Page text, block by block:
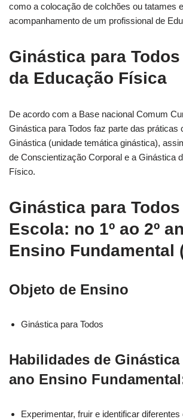
como a colocação de colchões ou tatames
acompanhamento de um profissional de
Ginástica para Todos
da Educação Física
De acordo com a Base nacional Comum
Ginástica para Todos faz parte das práticas
Ginástica (unidade temática ginástica),
de Conscientização Corporal e a Ginástica
Físico.
Ginástica para
Escola: no 1º ao 2º
Ensino Fundamental
Objeto de Ensino
Ginástica para Todos
Habilidades de Ginástica
ano Ensino
Experimentar, fruir e identificar